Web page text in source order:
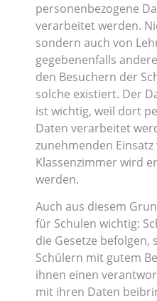
personenbezogene
verarbeitet werden.
sondern auch von
gegebenenfalls
den Besuchern der
solche existiert. Der
ist wichtig, weil dort
Daten verarbeitet
zunehmenden
Klassenzimmer wird
werden.
Auch aus diesem
für Schulen wichtig:
die Gesetze befolgen,
Schülern mit gutem
ihnen einen
mit ihren Daten